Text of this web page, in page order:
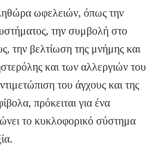
ωφελειών, όπως την
την συμβολή στο
την βελτίωση της μνήμης και
και των αλλεργιών του
του άγχους και της
πρόκειται για ένα
το κυκλοφορικό σύστημα